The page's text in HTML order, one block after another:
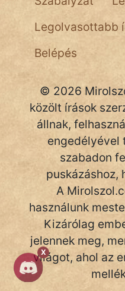
X
Legolvasottabb
Belépés
© 2026
közölt írások
állnak,
engedélyével
szabadon
puskázáshoz,
A
használunk
Kizárólag
jelennek meg,
világot, ahol az